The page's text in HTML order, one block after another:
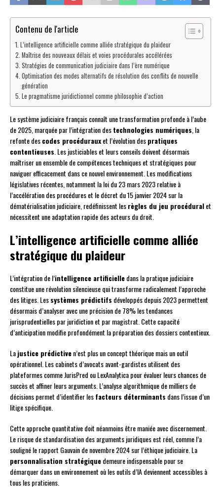
Contenu de l'article
L’intelligence artificielle comme alliée stratégique du plaideur
Maîtrise des nouveaux délais et voies procédurales accélérées
Stratégies de communication judiciaire dans l’ère numérique
Optimisation des modes alternatifs de résolution des conflits de nouvelle
génération
Le pragmatisme juridictionnel comme philosophie d’action
Le système judiciaire français connaît une transformation profonde à l’aube
de 2025, marquée par l’intégration destechnologies numériques , la
refonte descodes procédurauxet l’évolution despratiques
contentieuses . Les justiciables et leurs conseils doivent désormais
maîtriser un ensemble de compétences techniques et stratégiques pour
naviguer efficacement dans ce nouvel environnement. Les modifications
législatives récentes, notamment la loi du 23 mars 2023 relative à
l’accélération des procédures et le décret du 15 janvier 2024 sur la
dématérialisation judiciaire, redéfinissent lesrègles du jeu procéduralet
nécessitent une adaptation rapide des acteurs du droit.
L’intelligence artificielle comme alliée
stratégique du plaideur
L’intégration de l’intelligence artificielledans la pratique judiciaire
constitue une révolution silencieuse qui transforme radicalement l’approche
des litiges. Lessystèmes prédictifs développés depuis 2023 permettent
désormais d’analyser avec une précision de 78% les tendances
jurisprudentielles par juridiction et par magistrat. Cette capacité
d’anticipation modifie profondément la préparation des dossiers contentieux.
Lajustice prédictiven’est plus un concept théorique mais un outil
opérationnel. Les cabinets d’avocats avant-gardistes utilisent des
plateformes comme JurisPred ou LexAnalytica pour évaluer leurs chances de
succès et affiner leurs arguments. L’analyse algorithmique de milliers de
décisions permet d’identifier lesfacteurs déterminants dans l’issue d’un
litige spécifique.
Cette approche quantitative doit néanmoins être maniée avec discernement.
Le risque de standardisation des arguments juridiques est réel, comme l’a
souligné le rapport Gauvain de novembre 2024 sur l’éthique judiciaire. La
personnalisation stratégiquedemeure indispensable pour se
démarquer dans un environnement où les outils d’IA deviennent accessibles à
tous les praticiens.